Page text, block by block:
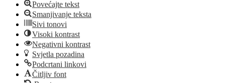
Povećajte tekst
Smanjivanje teksta
Sivi tonovi
Visoki kontrast
Negativni kontrast
Svjetla pozadina
Podcrtani linkovi
Čitljiv font